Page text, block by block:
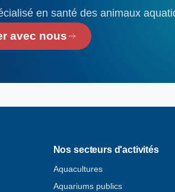
en santé des animaux
avec nous
Nos secteurs d'activités
Aquacultures
Aquariums publics